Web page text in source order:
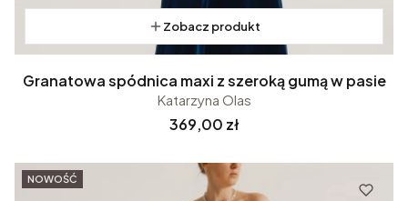
Zobacz produkt
Granatowa spódnica maxi z szeroką gumą w pasie
Katarzyna Olas
Cena
369,00 zł
NOWOŚĆ